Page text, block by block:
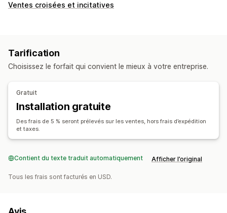
Ventes croisées et incitatives
Tarification
Choisissez le forfait qui convient le mieux à votre entreprise.
Gratuit
Installation gratuite
Des frais de 5 % seront prélevés sur les ventes, hors frais d’expédition
et taxes.
Contient du texte traduit automatiquement Afficher l’original
Tous les frais sont facturés en USD.